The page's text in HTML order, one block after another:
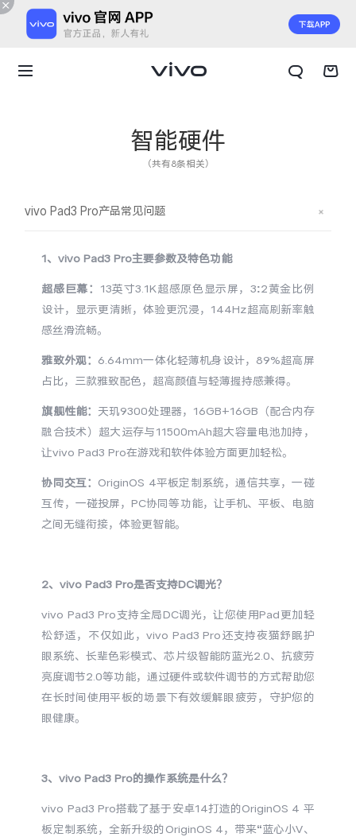
X300 E
X300 Ultra
S60 S60 元气版
S30 Pro mini
Y600 Turbo Y600 Pro
Y6 Y60
Y500 Pro Y500
iQOO Neo11 至尊版 预约 iQOO Z11S 预约
iQOO Z11i iQOO 15T
vivo TWS 5 Pro vivo Pad6 Pro
vivo 头戴降噪耳机 vivo TWS 5e
智能硬件
（共有8条相关）
vivo Pad3 Pro产品常见问题
1、vivo Pad3 Pro主要参数及特色功能
超感巨幕： 13英寸3.1K超感原色显示屏，3:2黄金比例
设计，显示更清晰，体验更沉浸，144Hz超高刷新率触
感丝滑流畅。
雅致外观： 6.64mm一体化轻薄机身设计，89%超高屏
占比，三款雅致配色，超高颜值与轻薄握持感兼得。
旗舰性能： 天玑9300处理器，16GB+16GB（配合内存
融合技术）超大运存与11500mAh超大容量电池加持，
让vivo Pad3 Pro在游戏和软件体验方面更加轻松。
协同交互： OriginOS 4平板定制系统，通信共享，一碰
互传，一碰投屏，PC协同等功能，让手机、平板、电脑
之间无缝衔接，体验更智能。
2、vivo Pad3 Pro是否支持DC调光？
vivo Pad3 Pro支持全局DC调光，让您使用Pad更加轻
松舒适，不仅如此，vivo Pad3 Pro还支持夜猫舒眠护
眼系统、长辈色彩模式、芯片级智能防蓝光2.0、抗疲劳
亮度调节2.0等功能，通过硬件或软件调节的方式帮助您
在长时间使用平板的场景下有效缓解眼疲劳，守护您的
眼健康。
3、vivo Pad3 Pro的操作系统是什么？
vivo Pad3 Pro搭载了基于安卓14打造的OriginOS 4 平
板定制系统，全新升级的OriginOS 4，带来“蓝心小V、